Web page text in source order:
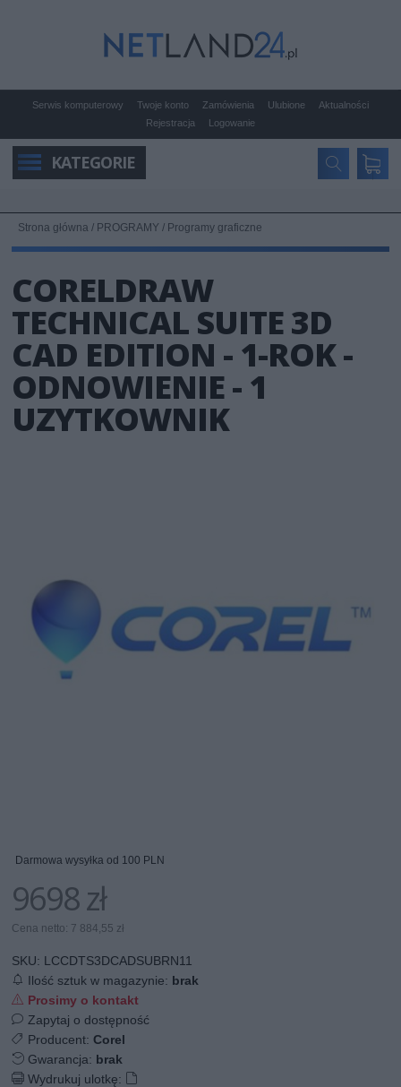
Serwis komputerowy Twoje konto Zamówienia Ulubione
Aktualności
Rejestracja
Logowanie
KATEGORIE
Strona główna / PROGRAMY / Programy graficzne
CORELDRAW
TECHNICAL SUITE 3D
CAD EDITION - 1-ROK -
ODNOWIENIE - 1
UZYTKOWNIK
Darmowa wysyłka od 100 PLN
9698 zł
Cena netto: 7 884,55 zł
SKU: LCCDTS3DCADSUBRN11
Ilość sztuk w magazynie: brak
Prosimy o kontakt
Zapytaj o dostępność
Producent:Corel
Gwarancja: brak
Wydrukuj ulotkę: